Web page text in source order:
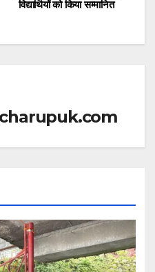
विद्यार्थियों को किया सम्मानित